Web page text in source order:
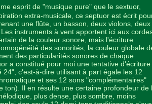
esprit de "musique pure" que le sextuor,
extra-musicale, ce septuor est écrit
une flûte, un basson, deux violons, deux
instruments à vent apportent ici aux
de la couleur sonore, mais l'écriture
des sonorités, la couleur globale
des particularités sonores de chaque
a constitué pour moi une tentative d'écriture
24", c'est-à-dire utilisant à part égale les 12
et ses 12 sons "complémentaires"
ton). Il en résulte une certaine profondeur de
plus dense, plus sombre, moins